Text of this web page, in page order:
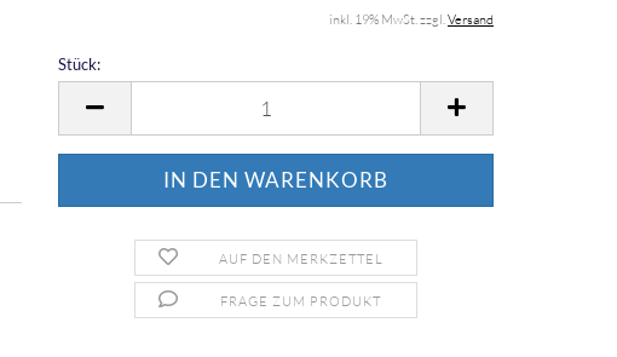
inkl. 19% MwSt. zzgl.Versand
Stück:
Stück
AUF DEN MERKZETTEL
FRAGE ZUM PRODUKT